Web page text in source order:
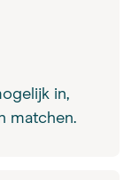
in,
matchen.